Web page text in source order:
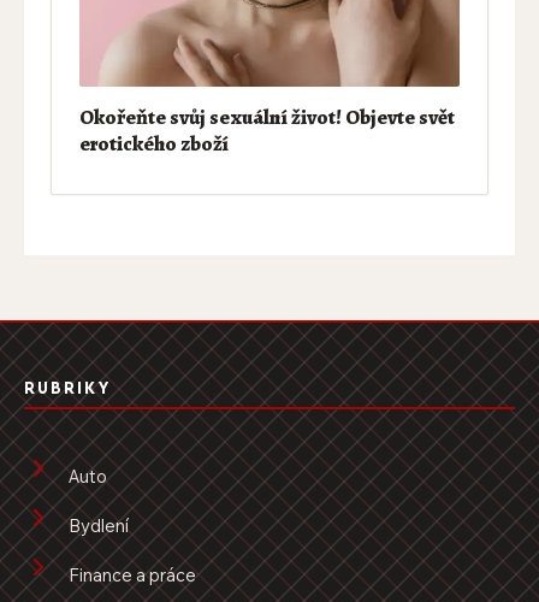
Okořeňte svůj sexuální život! Objevte svět
erotického zboží
RUBRIKY
Auto
Bydlení
Finance a práce